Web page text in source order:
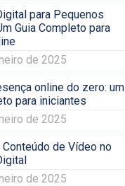
para Pequenos
Guia Completo para
de 2025
online do zero: um
para iniciantes
de 2025
Conteúdo de Vídeo no
de 2025